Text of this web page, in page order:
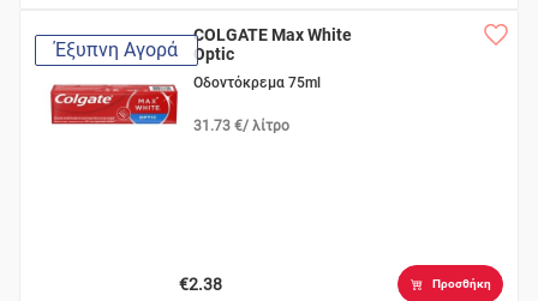
Έξυπνη Αγορά
COLGATE Max White
Optic
Οδοντόκρεμα 75ml
31.73 €/ λίτρο
€2.38 Προσθήκη